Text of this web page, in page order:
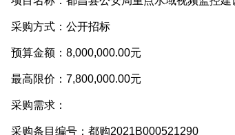
购方式：公开招标
算金额：8,000,000.00元
高限价：7,800,000.00元
购需求：
购条目编号：都购2021B000521290